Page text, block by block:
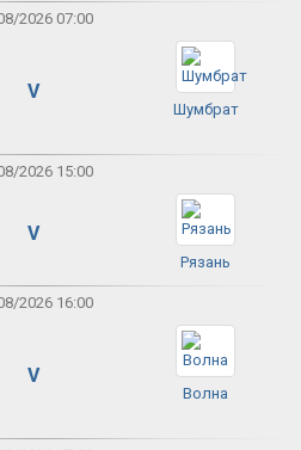
2026 07:00
V
Шумбрат
2026 15:00
V
Рязань
2026 16:00
V
Волна